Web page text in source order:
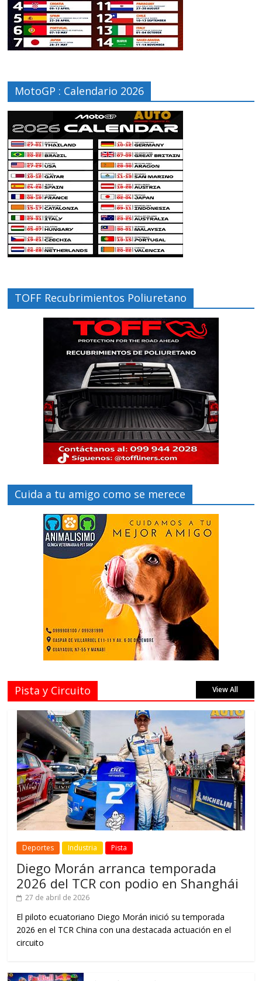
MotoGP : Calendario 2026
TOFF Recubrimientos Poliuretano
Cuida a tu amigo como se merece
Pista y Circuito View All
Deportes Industria Pista
Diego Morán arranca temporada
2026 del TCR con podio en Shanghái
27 de abril de 2026
El piloto ecuatoriano Diego Morán inició su temporada
2026 en el TCR China con una destacada actuación en el
circuito